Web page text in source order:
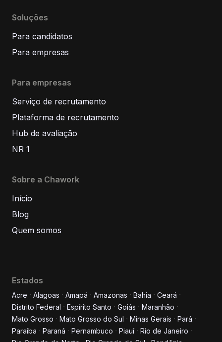
Informe seus dados para
conversar conosco!
Soluções
Para candidatos
Para empresas
Para empresas
Serviço de recrutamento
Plataforma de recrutamento
Hub de avaliação
NR 1
Sobre a Chawork
Início
Blog
Quem somos
Estados
Acre Alagoas Amapá Amazonas Bahia
Ceará
Distrito Federal
Espírito Santo Goiás
Maranhão
Mato Grosso
Mato Grosso do Sul Minas Gerais
Pará
Paraíba
Paraná Pernambuco Piauí
Rio de Janeiro